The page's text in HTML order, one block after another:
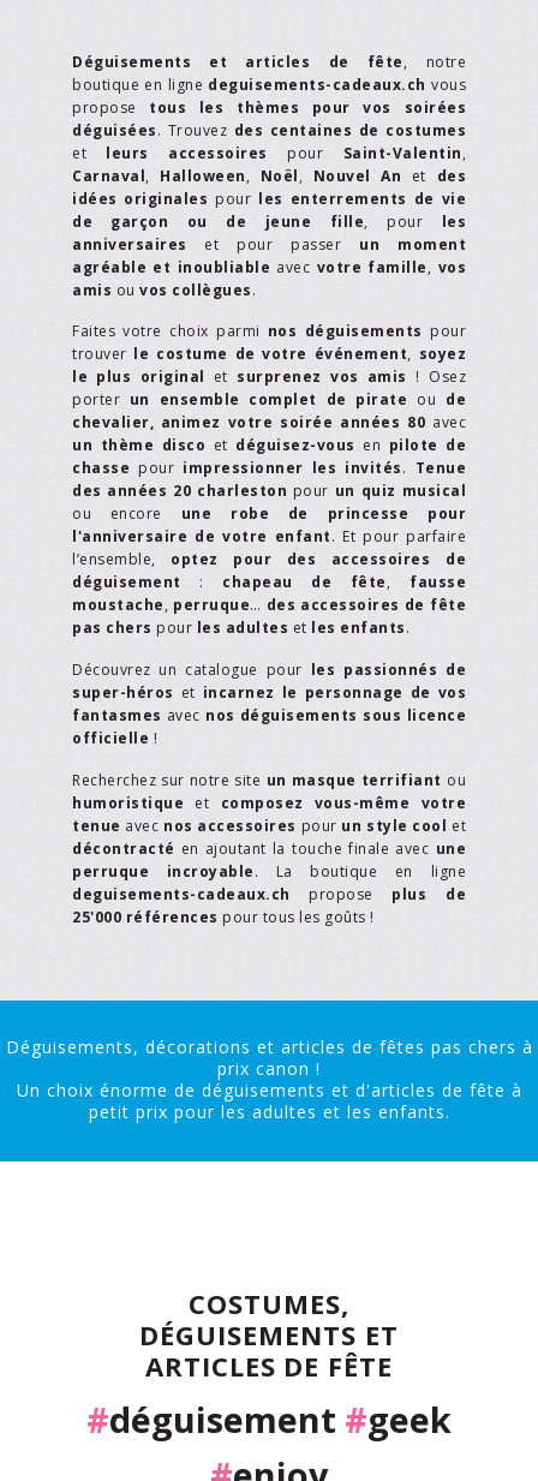
Déguisements et articles de fête, notre
boutique en ligne deguisements-cadeaux.ch vous
propose tous les thèmes pour vos soirées
déguisées. Trouvez des centaines de costumes
et leurs accessoires pour Saint-Valentin,
Carnaval, Halloween, Noël, Nouvel An et des
idées originales pour les enterrements de vie
de garçon ou de jeune fille, pour les
anniversaires et pour passer un moment
agréable et inoubliable avec votre famille, vos
amis ou vos collègues.
Faites votre choix parmi nos déguisements pour
trouver le costume de votre événement, soyez
le plus original et surprenez vos amis ! Osez
porter un ensemble complet de pirate ou de
chevalier, animez votre soirée années 80 avec
un thème disco et déguisez-vous en pilote de
chasse pour impressionner les invités. Tenue
des années 20 charleston pour un quiz musical
ou encore une robe de princesse pour
l'anniversaire de votre enfant. Et pour parfaire
l’ensemble, optez pour des accessoires de
déguisement : chapeau de fête, fausse
moustache, perruque… des accessoires de fête
pas chers pour les adultes et les enfants.
Découvrez un catalogue pour les passionnés de
super-héros et incarnez le personnage de vos
fantasmes avec nos déguisements sous licence
officielle !
Recherchez sur notre site un masque terrifiant ou
humoristique et composez vous-même votre
tenue avec nos accessoires pour un style cool et
décontracté en ajoutant la touche finale avec une
perruque incroyable. La boutique en ligne
deguisements-cadeaux.ch propose plus de
25'000 références pour tous les goûts !
Déguisements, décorations et articles de fêtes pas chers à
prix canon !
Un choix énorme de déguisements et d'articles de fête à
petit prix pour les adultes et les enfants.
COSTUMES,
DÉGUISEMENTS ET
ARTICLES DE FÊTE
#déguisement #geek